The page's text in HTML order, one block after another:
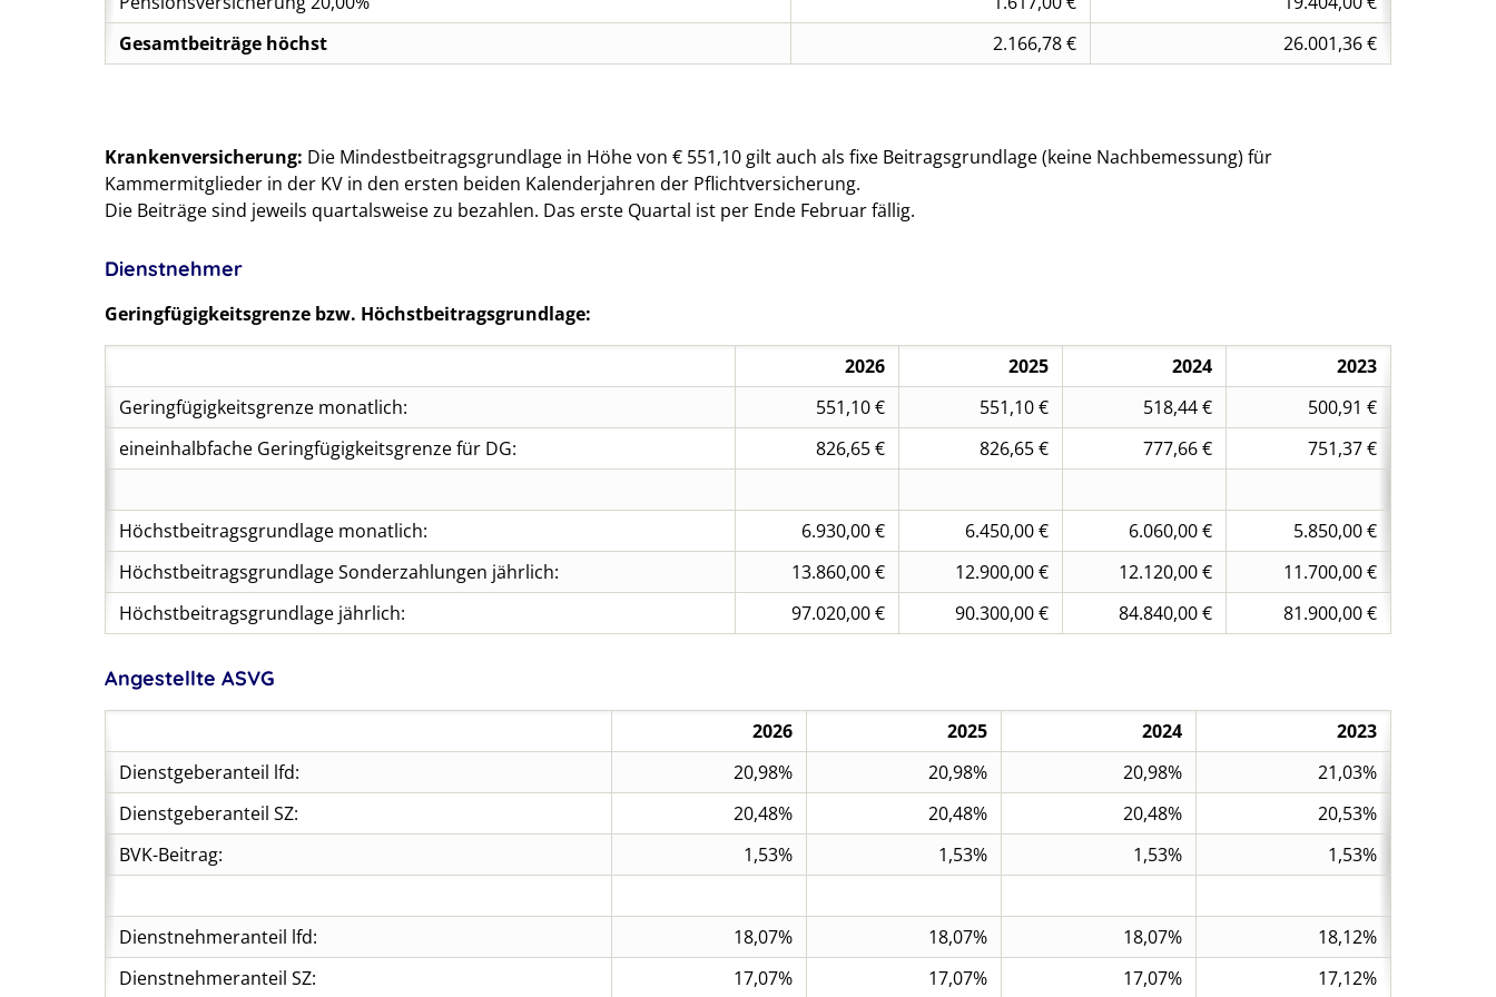
Gesamtbeiträge höchst
2.166,78 € 26.001,36 €
Krankenversicherung: Die Mindestbeitragsgrundlage in Höhe von € 551,10gilt auch als fixe Beitragsgrundlage (keine Nachbemessung) für
Kammermitglieder in der KV in den ersten beiden Kalenderjahren der Pflichtversicherung.
Die Beiträge sind jeweils quartalsweise zu bezahlen. Das erste Quartal ist per Ende Februar fällig.
Dienstnehmer
Geringfügigkeitsgrenze bzw. Höchstbeitragsgrundlage:
2026 2025 2024
2023
Geringfügigkeitsgrenze monatlich:
551,10 € 551,10 € 518,44 €
500,91 €
eineinhalbfache Geringfügigkeitsgrenze für DG:
826,65 € 826,65 € 777,66 € 751,37 €
Höchstbeitragsgrundlage monatlich: 6.930,00 € 6.450,00 € 6.060,00 €
5.850,00 €
Höchstbeitragsgrundlage Sonderzahlungen jährlich:
13.860,00 € 12.900,00 € 12.120,00 €
11.700,00 €
Höchstbeitragsgrundlage jährlich:
97.020,00 € 90.300,00 € 84.840,00 € 81.900,00 €
Angestellte ASVG
2026 2025 2024
2023
Dienstgeberanteil lfd:
20,98% 20,98% 20,98%
21,03%
Dienstgeberanteil SZ:
20,48% 20,48% 20,48%
20,53%
BVK-Beitrag:
1,53% 1,53% 1,53% 1,53%
Dienstnehmeranteil lfd: 18,07% 18,07% 18,07%
18,12%
Dienstnehmeranteil SZ:
17,07% 17,07% 17,07% 17,12%